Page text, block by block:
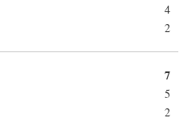
4
2
7
5
2